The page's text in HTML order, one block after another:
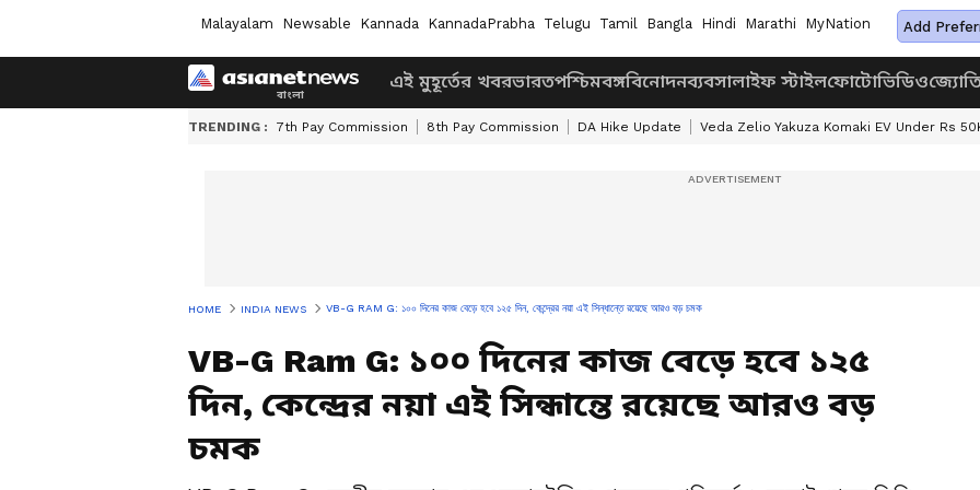
Malayalam Newsable Kannada KannadaPrabha Telugu Tamil Bangla Hindi Marathi MyNation Add
এই মুহূর্তের খবরভারতপশ্চিমবঙ্গবিনোদনব্যবসালাইফ স্টাইলফোটোভিডিও
TRENDING : 7th Pay Commission 8th Pay Commission DA Hike Update Veda Zelio Yakuza Komaki EV Under Rs
HOME INDIA NEWS VB-G RAM G: ১০০ দিনের কাজ বেড়ে হবে ১২৫ দিন, কেন্দ্রের নয়া এই সিন্ধান্তে রয়েছে আরও বড় চমক
VB-G Ram G: ১০০ দিনের কাজ বেড়ে হবে ১২৫
দিন, কেন্দ্রের নয়া এই সিন্ধান্তে রয়েছে আরও বড়
চমক